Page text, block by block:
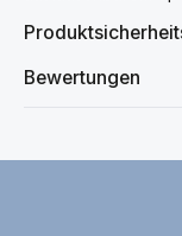
Bewertungen